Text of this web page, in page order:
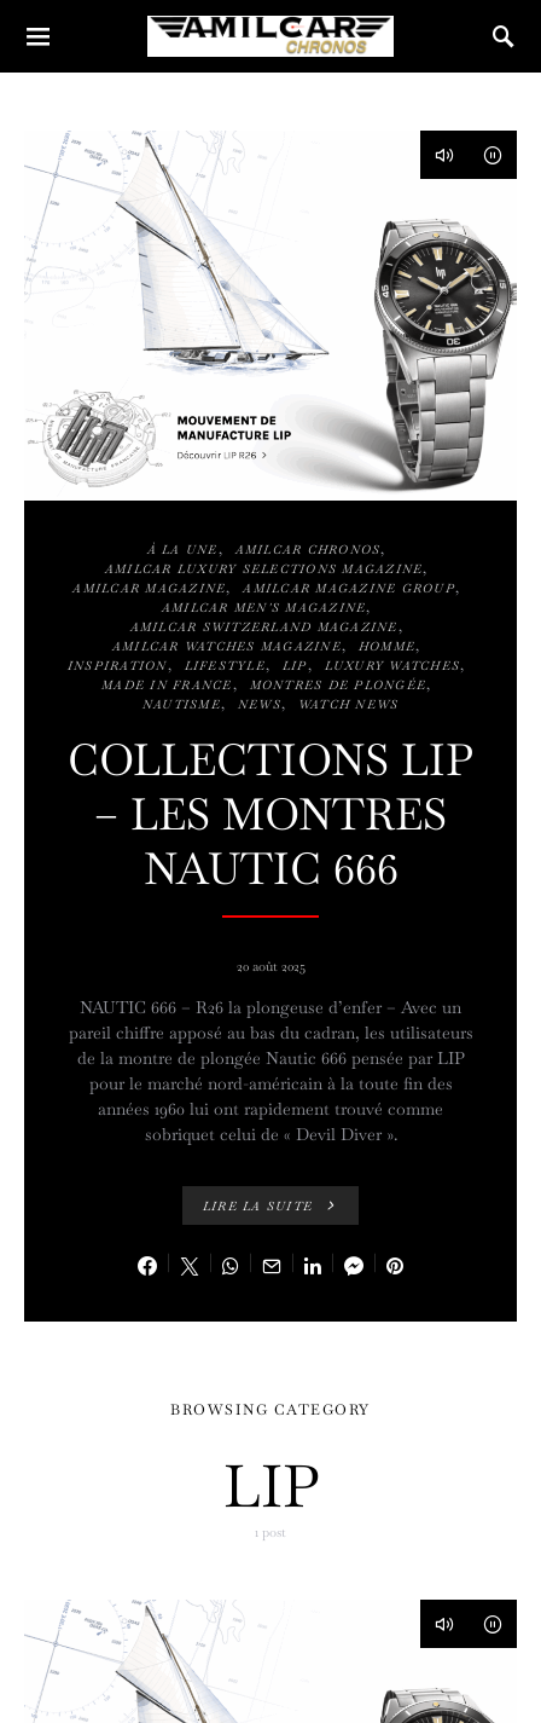
À LA UNE
AMILCAR CHRONOS
AMILCAR LUXURY SELECTIONS MAGAZINE
AMILCAR MAGAZINE
AMILCAR MAGAZINE GROUP
AMILCAR MEN'S MAGAZINE
AMILCAR SWITZERLAND MAGAZINE
AMILCAR WATCHES MAGAZINE
HOMME
INSPIRATION
LIFESTYLE LIP
LUXURY WATCHES
MADE IN FRANCE
MONTRES DE PLONGÉE
NAUTISME
NEWS WATCH NEWS
COLLECTIONS LIP
– LES MONTRES
NAUTIC 666
20 août 2025
NAUTIC 666 – R26 la plongeuse d’enfer – Avec un
pareil chiffre apposé au bas du cadran, les utilisateurs
de la montre de plongée Nautic 666 pensée par LIP
pour le marché nord-américain à la toute fin des
années 1960 lui ont rapidement trouvé comme
sobriquet celui de « Devil Diver ».
LIRE LA SUITE
BROWSING CATEGORY
LIP
1 post